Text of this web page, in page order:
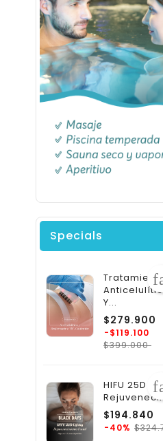
Specials
Y...
$279.900
-$119.100
$399.000
HIFU 25D
$194.840
-40%